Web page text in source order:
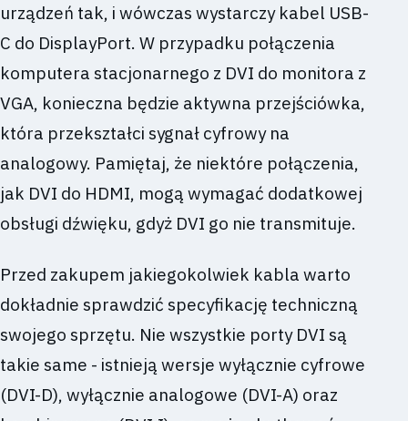
urządzeń tak, i wówczas wystarczy kabel USB-
C do DisplayPort. W przypadku połączenia
komputera stacjonarnego z DVI do monitora z
VGA, konieczna będzie aktywna przejściówka,
która przekształci sygnał cyfrowy na
analogowy. Pamiętaj, że niektóre połączenia,
jak DVI do HDMI, mogą wymagać dodatkowej
obsługi dźwięku, gdyż DVI go nie transmituje.
Przed zakupem jakiegokolwiek kabla warto
dokładnie sprawdzić specyfikację techniczną
swojego sprzętu. Nie wszystkie porty DVI są
takie same - istnieją wersje wyłącznie cyfrowe
(DVI-D), wyłącznie analogowe (DVI-A) oraz